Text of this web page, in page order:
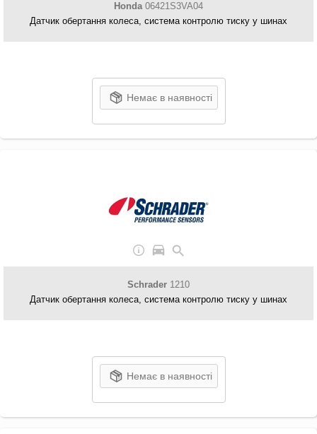
Honda06421S3VA04
Датчик обертання колеса, система контролю тиску у шинах
Немає в наявності
Schrader 1210
Датчик обертання колеса, система контролю тиску у шинах
Немає в наявності